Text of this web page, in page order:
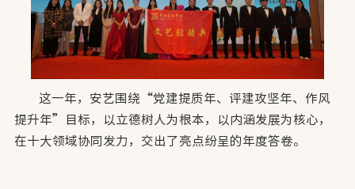
这一年，安艺围绕“党建提质年、评建攻坚年、作风
提升年”目标，以立德树人为根本，以内涵发展为核心，
在十大领域协同发力，交出了亮点纷呈的年度答卷。